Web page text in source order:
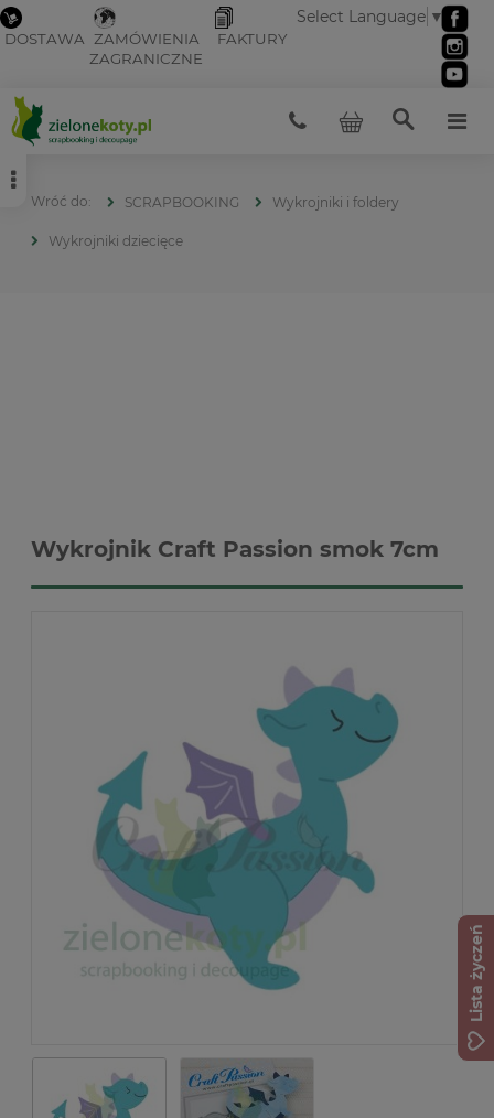
DOSTAWA ZAMÓWIENIA
ZAGRANICZNE
FAKTURY
Select Language ▼
SCRAPBOOKING Wykrojniki i foldery
Wykrojniki dziecięce
Wykrojnik Craft Passion smok 7cm
Lista życzeń